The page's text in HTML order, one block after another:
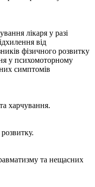
лікаря у разі
від
фізичного розвитку
у психомоторному
симптомів
харчування.
та нещасних